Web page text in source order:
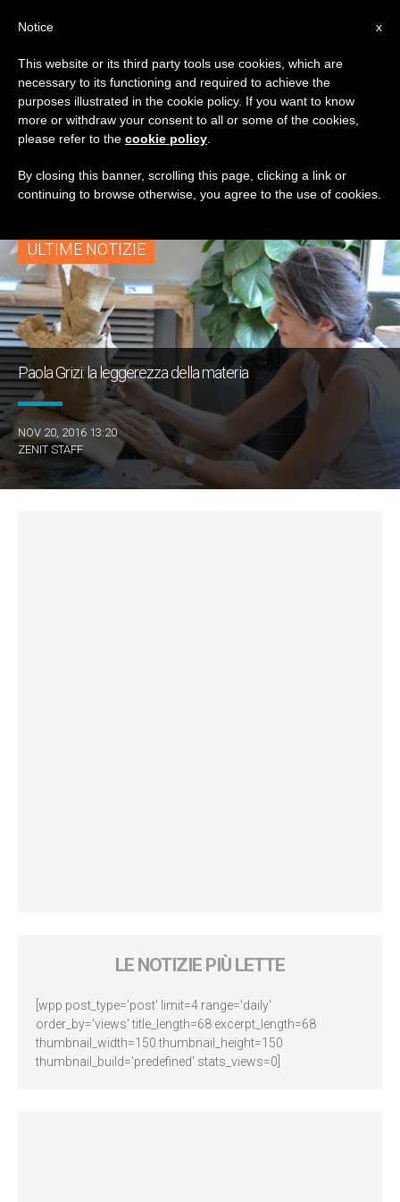
TAG
Posts Tagged
‘Intravis(t)i’
ULTIME NOTIZIE
Paola Grizi: la leggerezza della materia
NOV 20, 2016 13:20
ZENIT STAFF
LE NOTIZIE PIÙ LETTE
[wpp post_type='post' limit=4 range='daily'
order_by='views' title_length=68 excerpt_length=68
thumbnail_width=150 thumbnail_height=150
thumbnail_build='predefined' stats_views=0]
x
Notice
This website or its third party tools use cookies, which are
necessary to its functioning and required to achieve the
purposes illustrated in the cookie policy. If you want to know
more or withdraw your consent to all or some of the cookies,
please refer to the cookie policy
By closing this banner, scrolling this page, clicking a link or
continuing to browse otherwise, you agree to the use of cookies.